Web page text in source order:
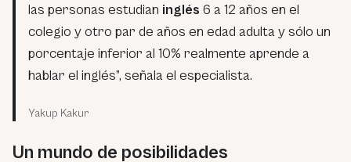
las personas estudian inglés 6 a 12 años en el
colegio y otro par de años en edad adulta y sólo un
porcentaje inferior al 10% realmente aprende a
hablar el inglés”, señala el especialista.
Yakup Kakur
Un mundo de posibilidades